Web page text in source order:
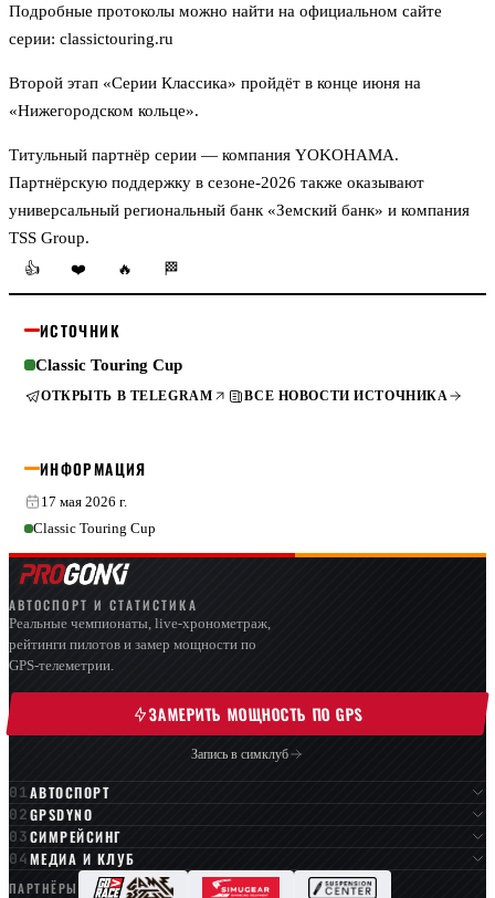
Подробные протоколы можно найти на официальном сайте
серии: classictouring.ru
Второй этап «Серии Классика» пройдёт в конце июня на
«Нижегородском кольце».
Титульный партнёр серии — компания YOKOHAMA.
Партнёрскую поддержку в сезоне-2026 также оказывают
универсальный региональный банк «Земский банк» и компания
TSS Group.
👍
❤️ 🔥 🏁
ИСТОЧНИК
Classic Touring Cup
ОТКРЫТЬ В TELEGRAM ВСЕ НОВОСТИ ИСТОЧНИКА
ИНФОРМАЦИЯ
17 мая 2026 г.
Classic Touring Cup
АВТОСПОРТ И СТАТИСТИКА
Реальные чемпионаты, live-хронометраж,
рейтинги пилотов и замер мощности по
GPS-телеметрии.
ЗАМЕРИТЬ МОЩНОСТЬ ПО GPS
Запись в симклуб
АВТОСПОРТ
GPSDYNO
СИМРЕЙСИНГ
МЕДИА И КЛУБ
ПАРТНЁРЫ